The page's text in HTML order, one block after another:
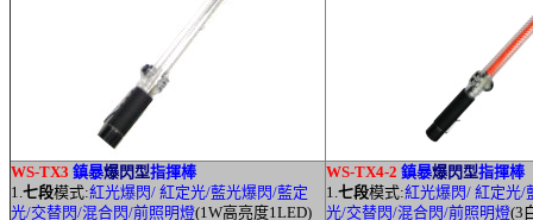
WS-TX3 鎮暴爆閃型指揮棒
1. 七段模式:紅光爆閃/ 紅定光/藍光爆閃/藍定
光/交替閃/混合閃/前照明燈(1W高亮度1LED)
WS-TX4-2 鎮暴爆閃型指揮棒
1. 七段模式:紅光爆閃/ 紅定光/
光/交替閃/混合閃/前照明燈(3